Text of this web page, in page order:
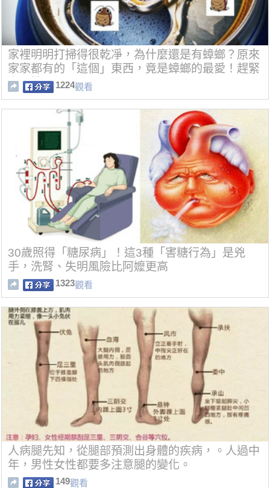
家裡明明打掃得很乾凈，為什麼還是有蟑螂？原來
家家都有的「這個」東西，竟是蟑螂的最愛！趕緊
處理掉
1224觀看
30歲照得「糖尿病」！這3種「害糖行為」是兇
手，洗腎、失明風險比阿嬤更高
1323觀看
人病腿先知，從腿部預測出身體的疾病，。人過中
年，男性女性都要多注意腿的變化。
149觀看